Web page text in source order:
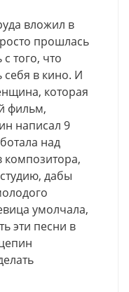
вложил в
прошлась
того, что
себя в кино. И
которая
фильм,
написал 9
над
дабы
умолчала,
эти песни в